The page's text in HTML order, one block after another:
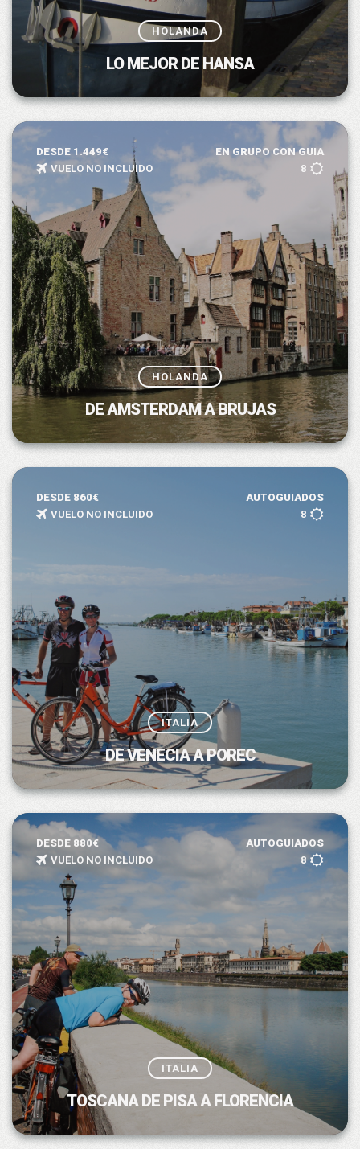
HOLANDA
LO MEJOR DE HANSA
DESDE 1.449€
EN GRUPO CON GUIA
VUELO NO INCLUIDO
8
HOLANDA
DE AMSTERDAM A BRUJAS
DESDE 860€
AUTOGUIADOS
VUELO NO INCLUIDO
8
ITALIA
DE VENECIA A POREC
DESDE 880€
AUTOGUIADOS
VUELO NO INCLUIDO
8
ITALIA
TOSCANA DE PISA A FLORENCIA